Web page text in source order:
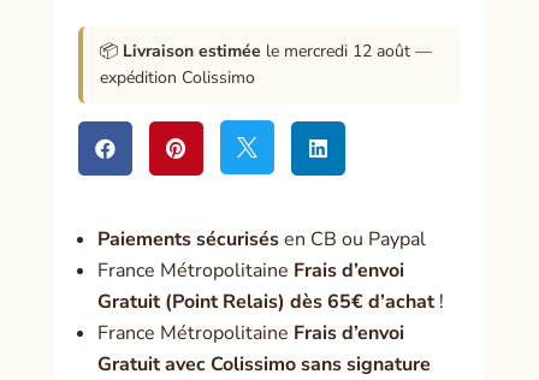
📦 Livraison estimée le mercredi 12 août —
expédition Colissimo
   
Paiements sécurisésen CB ou Paypal
France Métropolitaine Frais d’envoi
Gratuit (Point Relais) dès 65€ d’achat!
France Métropolitaine Frais d’envoi
Gratuit avec Colissimo sans signature